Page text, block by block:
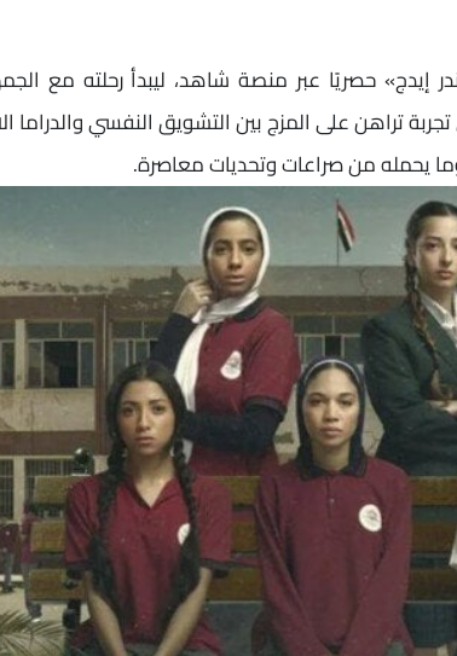
حصريًا عبر منصة شاهد، ليبدأ رحلته مع
تجربة تراهن على المزج بين التشويق النفسي والدراما
يحمله من صراعات وتحديات معاصرة.